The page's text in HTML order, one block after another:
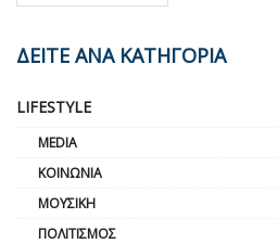
ΔΕΙΤΕ ΑΝΑ ΚΑΤΗΓΟΡΙΑ
LIFESTYLE
MEDIA
ΚΟΙΝΩΝΊΑ
ΜΟΥΣΙΚΉ
ΠΟΛΙΤΙΣΜΌΣ